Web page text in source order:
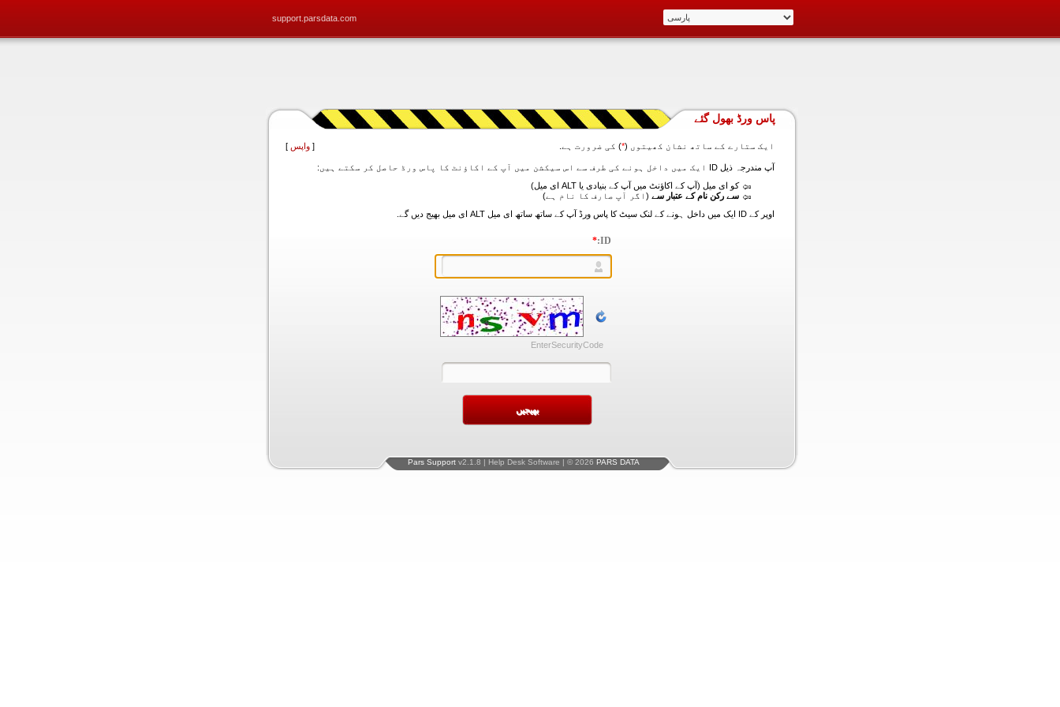
support.parsdata.com
پاس ورڈ بھول گئے
ایک ستارے کے ساتھ نشان کھیتوں (*) کی ضرورت ہے. [ واپس ]
آپ مندرجہ ذیل ID ایک میں داخل ہونے کی طرف سے اس سیکشن میں آپ کے اکاؤنٹ کا پاس ورڈ حاصل کر سکتے ہیں:
کو ای میل (آپ کے اکاؤنٹ میں آپ کے بنیادی یا ALT ای میل)
سے رکن نام کے عتبار سے (اگر آپ صارف کا نام ہے)
اوپر کے ID ایک میں داخل ہونے کے لنک سیٹ کا پاس ورڈ آپ کے ساتھ ساتھ ای میل ALT ای میل بھیج دیں گے.
ID:
*
EnterSecurityCode
Pars Support v2.1.8 | Help Desk Software | © 2026 PARS DATA